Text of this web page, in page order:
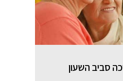
סביב השעון